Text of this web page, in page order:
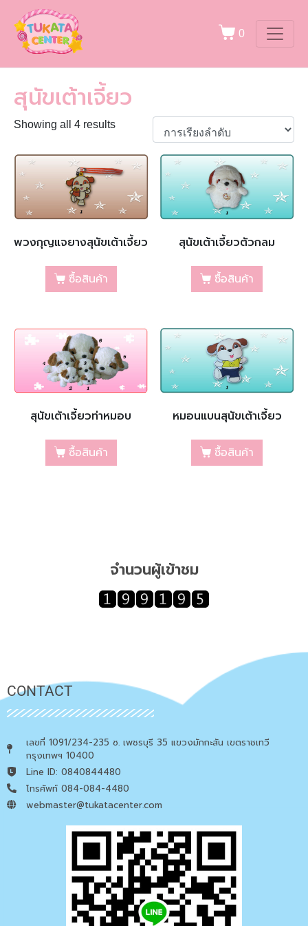
0
สุนัขเต้าเจี้ยว
Showing all 4 results
พวงกุญแจยางสุนัขเต้าเจี้ยว
ซื้อสินค้า
สุนัขเต้าเจี้ยวตัวกลม
ซื้อสินค้า
สุนัขเต้าเจี้ยวท่าหมอบ
ซื้อสินค้า
หมอนแบนสุนัขเต้าเจี้ยว
ซื้อสินค้า
จำนวนผู้เข้าชม
CONTACT
เลขที่ 1091/234-235 ซ. เพชรบุรี 35 แขวงมักกะสัน เขตราชเทวี
กรุงเทพฯ 10400
Line ID: 0840844480
โทรศัพท์ 084-084-4480
webmaster@tukatacenter.com